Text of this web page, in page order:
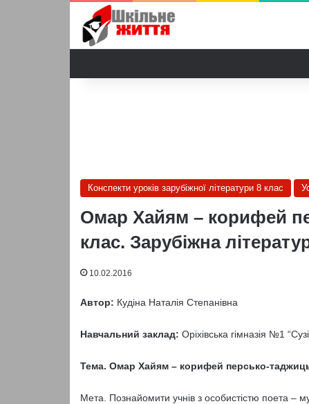
Конспекти уроків зарубіжної літератури 8 клас
Омар Хайям – корифей
клас. Зарубіжна
10.02.2016
Автор: Кудіна Наталія Степанівна
Навчальний заклад: Оріхівська гімназія №1
Тема. Омар Хайям – корифей персько-
Мета. Познайомити учнів з особистістю поета –